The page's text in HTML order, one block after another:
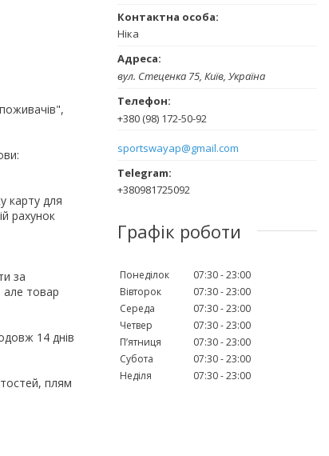
карту для
рахунок
за
але товар
14 днів
плям
Ніка
вул. Стеценка 75, Київ, Україна
+380 (98) 172-50-92
sportswayap@gmail.com
+380981725092
Графік роботи
Понеділок 07:30 23:00
Вівторок
07:30 23:00
Середа
07:30 23:00
Четвер
07:30 23:00
Пʼятниця
07:30 23:00
Субота
07:30 23:00
Неділя
07:30 23:00